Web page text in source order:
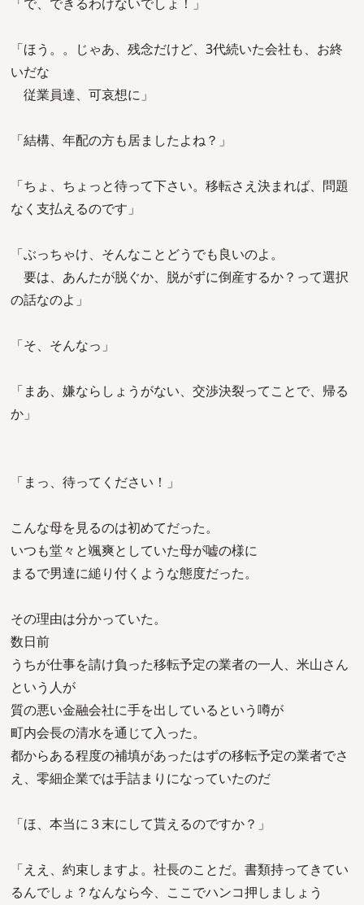
「ほう。。じゃあ、残念だけど、3代続いた会社も、お終
いだな
従業員達、可哀想に」
「結構、年配の方も居ましたよね？」
「ちょ、ちょっと待って下さい。移転さえ決まれば、問題
なく支払えるのです」
「ぶっちゃけ、そんなことどうでも良いのよ。
要は、あんたが脱ぐか、脱がずに倒産するか？って選択
の話なのよ」
「そ、そんなっ」
「まあ、嫌ならしょうがない、交渉決裂ってことで、帰る
か」
「まっ、待ってください！」
こんな母を見るのは初めてだった。
いつも堂々と颯爽としていた母が嘘の様に
まるで男達に縋り付くような態度だった。
その理由は分かっていた。
数日前
うちが仕事を請け負った移転予定の業者の一人、米山さん
という人が
質の悪い金融会社に手を出しているという噂が
町内会長の清水を通じて入った。
都からある程度の補填があったはずの移転予定の業者でさ
え、零細企業では手詰まりになっていたのだ
「ほ、本当に３末にして貰えるのですか？」
「ええ、約束しますよ。社長のことだ。書類持ってきてい
るんでしょ？なんなら今、ここでハンコ押しましょう